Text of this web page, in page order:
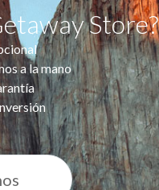
Store?
a la mano